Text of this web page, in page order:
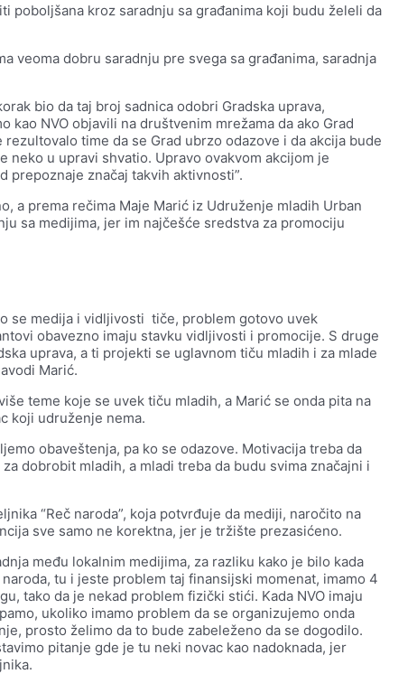
poboljšana kroz saradnju sa građanima koji budu želeli da
veoma dobru saradnju pre svega sa građanima, saradnja
bio da taj broj sadnica odobri Gradska uprava,
NVO objavili na društvenim mrežama da ako Grad
time da se Grad ubrzo odazove i da akcija bude
neko u upravi shvatio. Upravo ovakvom akcijom je
prepoznaje značaj takvih aktivnosti”.
a prema rečima Maje Marić iz Udruženje mladih Urban
sa medijima, jer im najčešće sredstva za promociju
se medija i vidljivosti tiče, problem gotovo uvek
obavezno imaju stavku vidljivosti i promocije. S druge
uprava, a ti projekti se uglavnom tiču mladih i za mlade
Marić.
teme koje se uvek tiču mladih, a Marić se onda pita na
koji udruženje nema.
obaveštenja, pa ko se odazove. Motivacija treba da
dobrobit mladih, a mladi treba da budu svima značajni i
“Reč naroda”, koja potvrđuje da mediji, naročito na
sve samo ne korektna, jer je tržište prezasićeno.
među lokalnim medijima, za razliku kako je bilo kada
tu i jeste problem taj finansijski momenat, imamo 4
tako da je nekad problem fizički stići. Kada NVO imaju
ukoliko imamo problem da se organizujemo onda
prosto želimo da to bude zabeleženo da se dogodilo.
pitanje gde je tu neki novac kao nadoknada, jer